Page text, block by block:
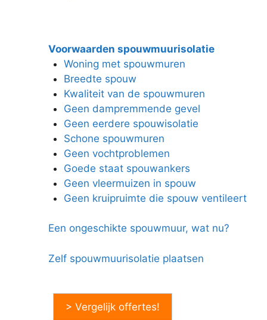
Voorwaarden spouwmuurisolatie
Woning met spouwmuren
Breedte spouw
Kwaliteit van de spouwmuren
Geen dampremmende gevel
Geen eerdere spouwisolatie
Schone spouwmuren
Geen vochtproblemen
Goede staat spouwankers
Geen vleermuizen in spouw
Geen kruipruimte die spouw ventileert
Een ongeschikte spouwmuur, wat nu?
Zelf spouwmuurisolatie plaatsen
> Vergelijk offertes!